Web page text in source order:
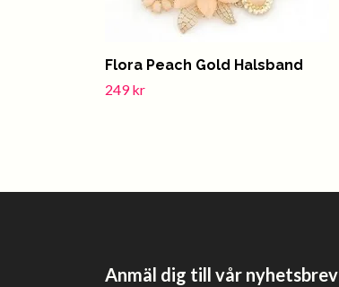
Flora Peach Gold Halsband
249 kr
Anmäl dig till vår nyhetsbrev